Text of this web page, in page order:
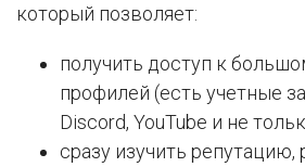
который позволяет:
получить доступ к
профилей (есть учетные
Discord, YouTube и не
сразу изучить